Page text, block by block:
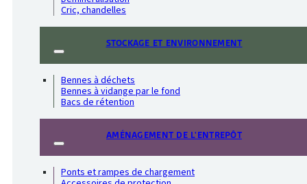
Cric, chandelles
STOCKAGE ET ENVIRONNEMENT
Bennes à déchets
Bennes à vidange par le fond
Bacs de rétention
AMÉNAGEMENT DE L'ENTREPÔT
Ponts et rampes de chargement